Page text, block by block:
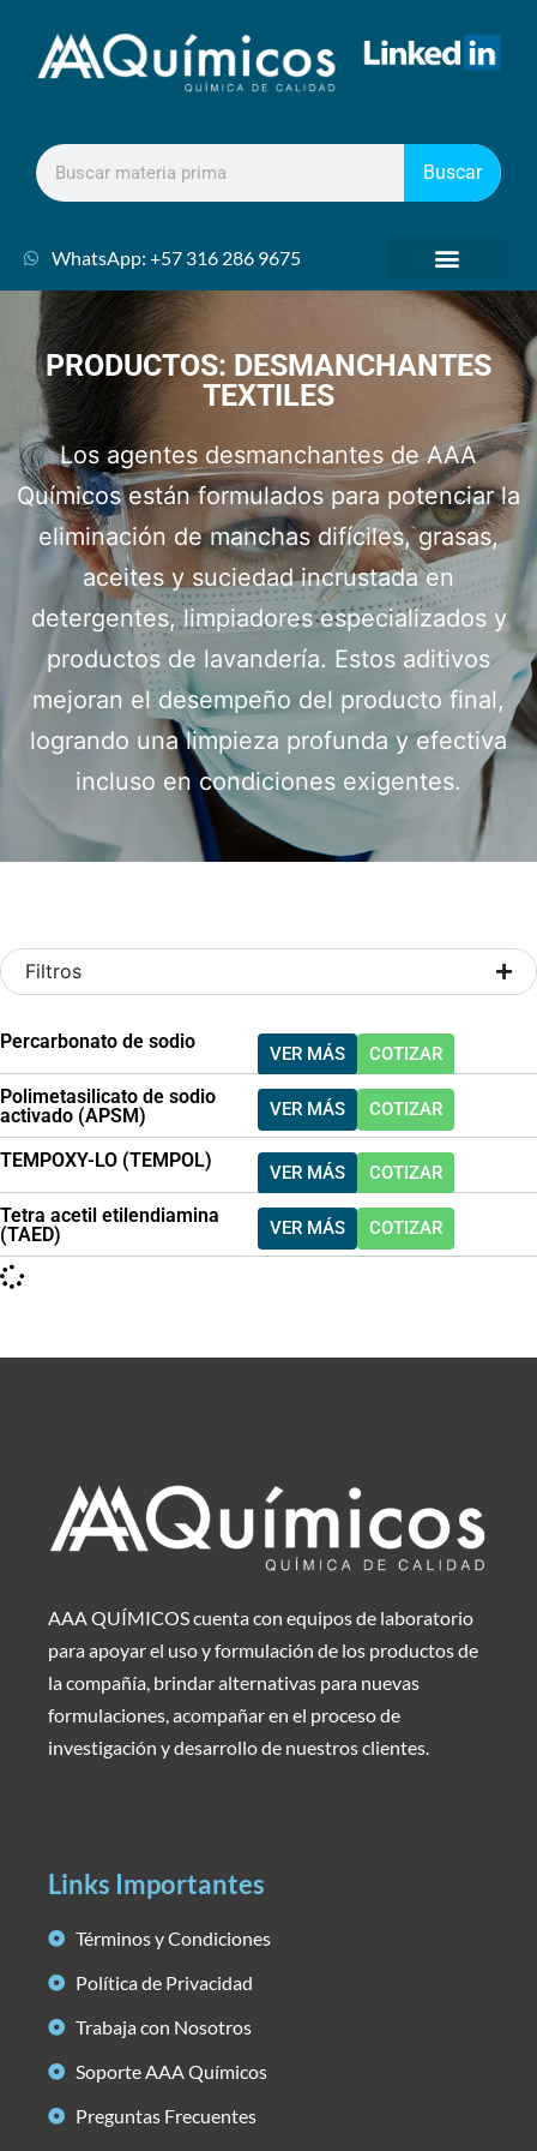
Buscar
WhatsApp: +57 316 286 9675
PRODUCTOS: DESMANCHANTES
TEXTILES
Los agentes desmanchantes de AAA
Químicos están formulados para potenciar la
eliminación de manchas difíciles, grasas,
aceites y suciedad incrustada en
detergentes, limpiadores especializados y
productos de lavandería. Estos aditivos
mejoran el desempeño del producto final,
logrando una limpieza profunda y efectiva
incluso en condiciones exigentes.
Filtros
Percarbonato de sodio
VER MÁS COTIZAR
Polimetasilicato de sodio
activado (APSM)
VER MÁS COTIZAR
TEMPOXY-LO (TEMPOL)
VER MÁS COTIZAR
Tetra acetil etilendiamina
(TAED)
VER MÁS COTIZAR
AAA QUÍMICOS cuenta con equipos de laboratorio
para apoyar el uso y formulación de los productos de
la compañía, brindar alternativas para nuevas
formulaciones, acompañar en el proceso de
investigación y desarrollo de nuestros clientes.
Links Importantes
Términos y Condiciones
Política de Privacidad
Trabaja con Nosotros
Soporte AAA Químicos
Preguntas Frecuentes